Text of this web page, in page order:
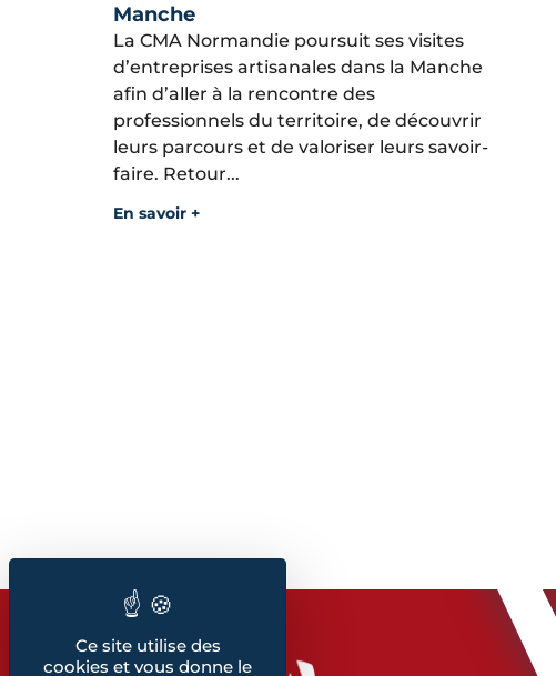
Manche
La CMA Normandie poursuit ses visites
d’entreprises artisanales dans la Manche
afin d’aller à la rencontre des
professionnels du territoire, de découvrir
leurs parcours et de valoriser leurs savoir-
faire. Retour...
En savoir +
Ce site utilise des
cookies et vous donne le